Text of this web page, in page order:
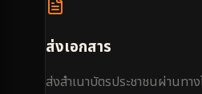
ส่งเอกสาร
ส่งสำเนาบัตรประชาชนผ่านท